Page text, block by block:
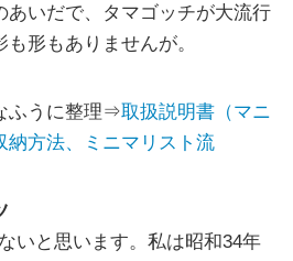
あいだで、タマゴッチが大流行
形もありませんが。
ふうに整理⇒取扱説明書（マニ
納方法、ミニマリスト流
いと思います。私は昭和34年